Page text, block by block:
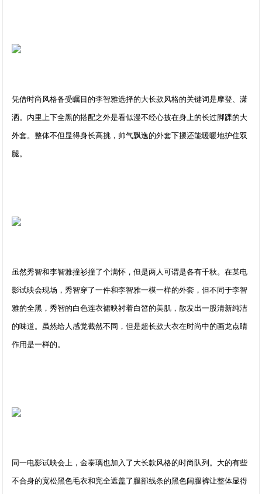
凭借时尚风格备受瞩目的李智雅选择的大长款风格的关键词是摩登、潇
洒。内里上下全黑的搭配之外是看似漫不经心披在身上的长过脚踝的大
外套。整体不但显得身长高挑，帅气飘逸的外套下摆还能暖暖地护住双
腿。
虽然秀智和李智雅撞衫撞了个满怀，但是两人可谓是各有千秋。在某电
影试映会现场，秀智穿了一件和李智雅一模一样的外套，但不同于李智
雅的全黑，秀智的白色连衣裙映衬着白皙的美肌，散发出一股清新纯洁
的味道。虽然给人感觉截然不同，但是超长款大衣在时尚中的画龙点睛
作用是一样的。
同一电影试映会上，金泰璃也加入了大长款风格的时尚队列。大的有些
不合身的宽松黑色毛衣和完全遮盖了腿部线条的黑色阔腿裤让整体显得